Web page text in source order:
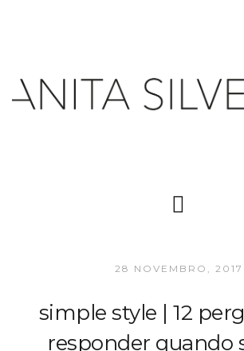
28 NOVEMBRO, 2017
simple style | 12
responder quando